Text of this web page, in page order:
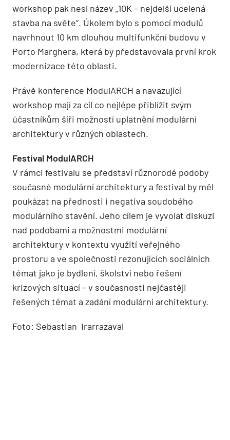
workshop pak nesl název „10K – nejdelší ucelená
stavba na světe“. Úkolem bylo s pomocí modulů
navrhnout 10 km dlouhou multifunkční budovu v
Porto Marghera, která by představovala první krok
modernizace této oblasti.
Právě konference ModulARCH a navazující
workshop mají za cíl co nejlépe přiblížit svým
účastníkům šíři možností uplatnění modulární
architektury v různých oblastech.
Festival ModulARCH
V rámci festivalu se představí různorodé podoby
současné modulární architektury a festival by měl
poukázat na přednosti i negativa soudobého
modulárního stavění. Jeho cílem je vyvolat diskuzi
nad podobami a možnostmi modulární
architektury v kontextu využití veřejného
prostoru a ve společnosti rezonujících sociálních
témat jako je bydlení, školství nebo řešení
krizových situací – v současnosti nejčastěji
řešených témat a zadání modulární architektury.
Foto: Sebastian Irarrazaval